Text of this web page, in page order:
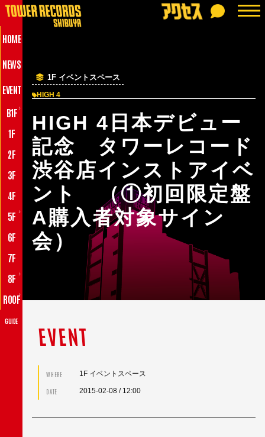
HOME
NEWS
EVENT
B1F ♪
1F
2F
3F
4F
5F
♪
6F
7F
8F
♪
ROOF♪
GUIDE
1F イベントスペース
HIGH 4
HIGH 4日本デビュー
記念 タワーレコード
渋谷店インストアイベ
ント （①初回限定盤
A購入者対象サイン
会）
EVENT
WHERE 1F イベントスペース
DATE 2015-02-08 / 12:00